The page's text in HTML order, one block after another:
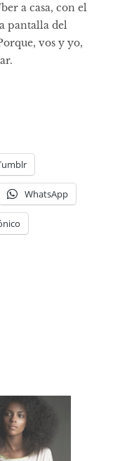
a casa, con el
pantalla del
vos y yo,
WhatsApp